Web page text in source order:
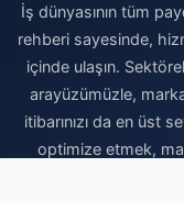
İş dünyasının tüm
rehberi sayesinde,
içinde ulaşın.
arayüzümüzle,
itibarınızı da en üst
optimize etmek,